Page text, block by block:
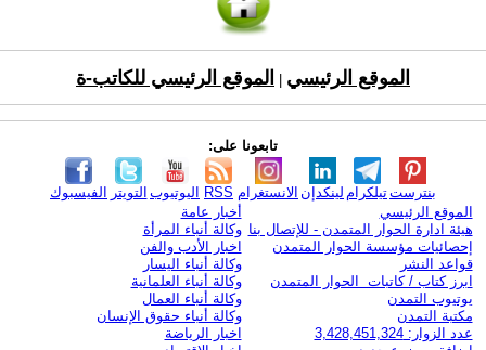
الموقع الرئيسي الموقع الرئيسي للكاتب-ة
تابعونا على:
الفيسبوك التويتر اليوتيوب RSS الانستغرام لينكدإن تيلكرامبنترست
الموقع الرئيسي
هيئة ادارة الحوار المتمدن - للإتصال بنا
إحصائيات مؤسسة الحوار المتمدن
قواعد النشر
ابرز كتاب / كاتبات الحوار المتمدن
يوتيوب التمدن
مكتبة التمدن
عدد الزوار: 3,428,451,324
أخبار عامة
وكالة أنباء المرأة
اخبار الأدب والفن
وكالة أنباء اليسار
وكالة أنباء العلمانية
وكالة أنباء العمال
وكالة أنباء حقوق الإنسان
اخبار الرياضة